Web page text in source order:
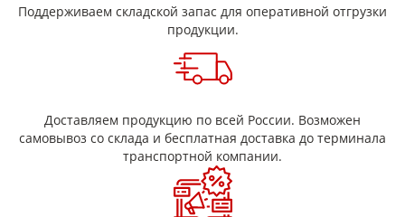
Асбестовый картон (ГОСТ 2850-95) это огнеупорный
комбинированный материал для изоляции, уплотнения и
пропитанного бакелитом. Производится в форме листа.
Размеры асбокартона (Ширина х длина): 1000 х 800-1000 мм и
Состав
В основе лежит безопасный хризолитовый асбест, в который
добавлено незначительная (в пределах 2%) доля крахмала.
связующего,
Поддерживаем складской запас для оперативной отгрузки
продукции.
Доставляем продукцию по всей России. Возможен
самовывоз со склада и бесплатная доставка до терминала
транспортной компании.